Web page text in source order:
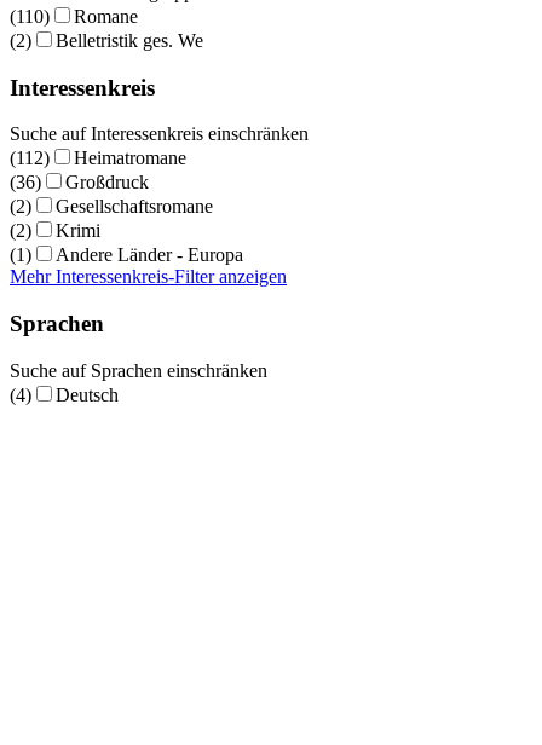
(110)
Romane
(2)
Belletristik ges. We
Interessenkreis
Suche auf Interessenkreis einschränken
(112)
Heimatromane
(36)
Großdruck
(2)
Gesellschaftsromane
(2)
Krimi
(1)
Andere Länder - Europa
Mehr Interessenkreis-Filter anzeigen
Sprachen
Suche auf Sprachen einschränken
(4)
Deutsch